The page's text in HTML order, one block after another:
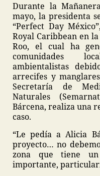
Durante la
mayo, la presidenta
“Perfect Day
Royal Caribbean en
Roo, el cual ha
comunidades
ambientalistas
arrecifes y
Secretaría de
Naturales
Bárcena, realiza una
caso.
“Le pedía a Alicia
proyecto… no
zona que tiene
importante,